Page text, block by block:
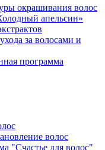
окрашивания волос
апельсин»
за волосами и
программа
волос
"Счастье для волос"